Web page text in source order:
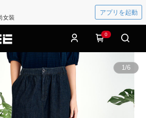
女裝
アプリを起動
0
1/6